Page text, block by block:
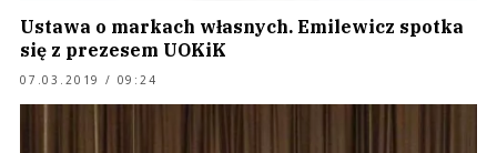
Ustawa o markach własnych. Emilewicz spotka
się z prezesem UOKiK
07.03.2019 / 09:24